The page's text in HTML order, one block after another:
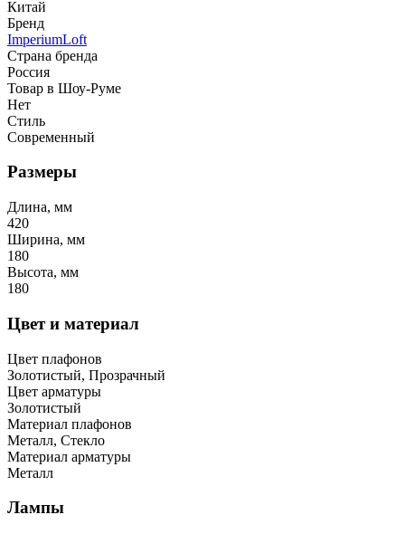
Китай
Бренд
ImperiumLoft
Страна бренда
Россия
Товар в Шоу-Руме
Нет
Стиль
Современный
Размеры
Длина, мм
420
Ширина, мм
180
Высота, мм
180
Цвет и материал
Цвет плафонов
Золотистый, Прозрачный
Цвет арматуры
Золотистый
Материал плафонов
Металл, Стекло
Материал арматуры
Металл
Лампы